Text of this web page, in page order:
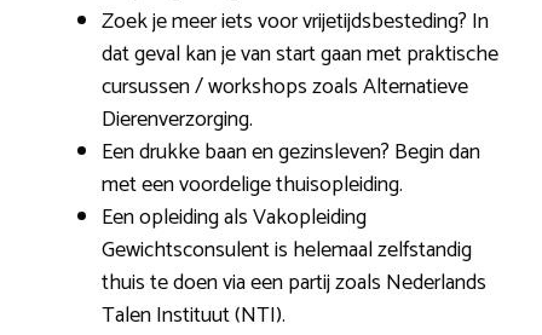
Zoek je meer iets voor vrijetijdsbesteding? In
dat geval kan je van start gaan met praktische
cursussen / workshops zoals Alternatieve
Dierenverzorging.
Een drukke baan en gezinsleven? Begin dan
met een voordelige thuisopleiding.
Een opleiding als Vakopleiding
Gewichtsconsulent is helemaal zelfstandig
thuis te doen via een partij zoals Nederlands
Talen Instituut (NTI).